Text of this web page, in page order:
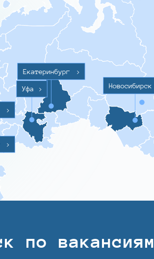
>
>
Уфа >
Екатеринбург
>
Новосибирск
по вакансиям